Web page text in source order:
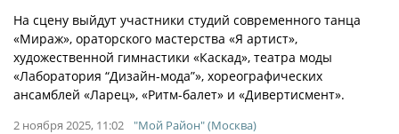
На сцену выйдут участники студий современного танца
«Мираж», ораторского мастерства «Я артист»,
художественной гимнастики «Каскад», театра моды
«Лаборатория “Дизайн-мода”», хореографических
ансамблей «Ларец», «Ритм-балет» и «Дивертисмент».
2 ноября 2025, 11:02 "Мой Район" (Москва)